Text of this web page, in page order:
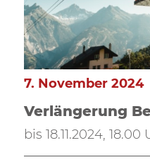
Verlängerung
7. November 2024
bis 18.11.2024, 18.00